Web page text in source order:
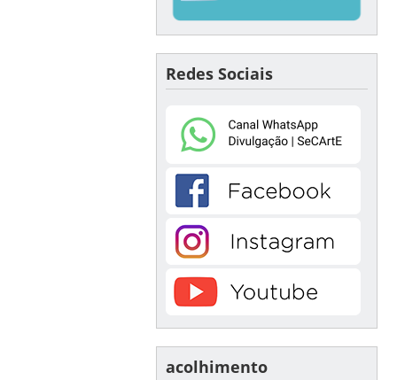
Redes Sociais
acolhimento